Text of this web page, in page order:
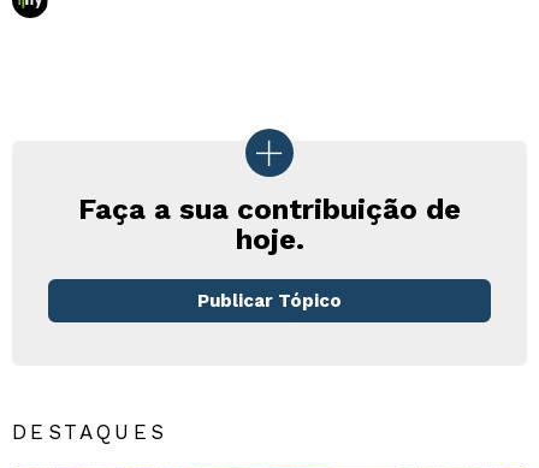
Faça a sua contribuição de
hoje.
Publicar Tópico
DESTAQUES